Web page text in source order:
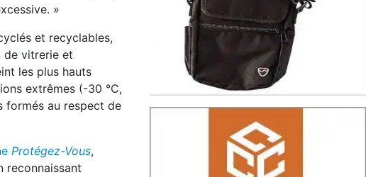
»
et recyclables,
de vitrerie et
les plus hauts
extrêmes (-30 °C,
formés au respect de
Protégez-Vous,
reconnaissant